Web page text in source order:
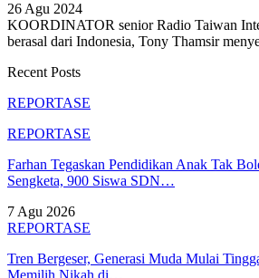
26 Agu 2024
KOORDINATOR senior Radio Taiwan
berasal dari Indonesia, Tony Thamsir
Recent Posts
REPORTASE
REPORTASE
Farhan Tegaskan Pendidikan Anak Tak
Sengketa, 900 Siswa SDN…
7 Agu 2026
REPORTASE
Tren Bergeser, Generasi Muda Mulai